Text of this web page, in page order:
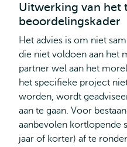
Uitwerking van het
beoordelingskader
Het advies is om niet
die niet voldoen aan het
partner wel aan het
het specifieke project
worden, wordt
aan te gaan. Voor
aanbevolen kortlopende
jaar of korter) af te